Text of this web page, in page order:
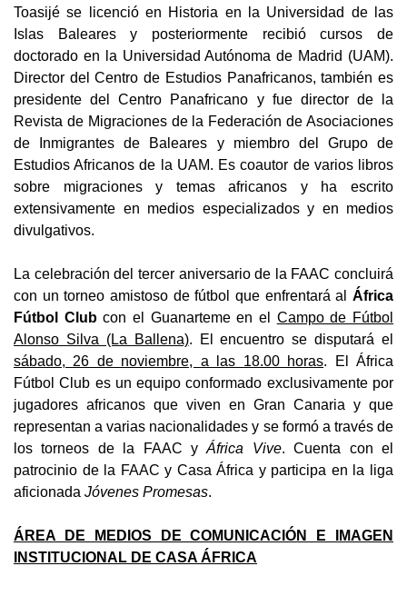
Toasijé se licenció en Historia en la Universidad de las
Islas Baleares y posteriormente recibió cursos de
doctorado en la Universidad Autónoma de Madrid (UAM).
Director del Centro de Estudios Panafricanos, también es
presidente del Centro Panafricano y fue director de la
Revista de Migraciones de la Federación de Asociaciones
de Inmigrantes de Baleares y miembro del Grupo de
Estudios Africanos de la UAM. Es coautor de varios libros
sobre migraciones y temas africanos y ha escrito
extensivamente en medios especializados y en medios
divulgativos.
La celebración del tercer aniversario de la FAAC concluirá
con un torneo amistoso de fútbol que enfrentará al África
Fútbol Clubcon el Guanarteme en el Campo de Fútbol
Alonso Silva (La Ballena). El encuentro se disputará el
sábado, 26 de noviembre, a las 18.00 horas. El África
Fútbol Club es un equipo conformado exclusivamente por
jugadores africanos que viven en Gran Canaria y que
representan a varias nacionalidades y se formó a través de
los torneos de la FAAC yÁfrica Vive. Cuenta con el
patrocinio de la FAAC y Casa África y participa en la liga
aficionada Jóvenes Promesas.
ÁREA DE MEDIOS DE COMUNICACIÓN E IMAGEN
INSTITUCIONAL DE CASA ÁFRICA